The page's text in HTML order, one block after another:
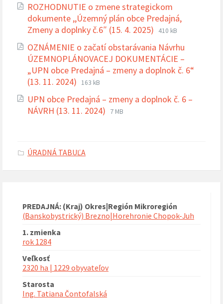
docx
ROZHODNUTIE o zmene strategickom
dokumente ,,Územný plán obce Predajná,
Zmeny a doplnky č.6″ (15. 4. 2025) Prípona
pdf
Veľkosť
súboru:
410 kB
OZNÁMENIE o začatí obstarávania Návrhu
ÚZEMNOPLÁNOVACEJ DOKUMENTÁCIE –
„UPN obce Predajná – zmeny a doplnok č. 6“
(13. 11. 2024) Prípona
pdf
Veľkosť
súboru:
163 kB
UPN obce Predajná – zmeny a doplnok č. 6 –
NÁVRH (13. 11. 2024) Prípona
Veľkosť
7 MB
ÚRADNÁ TABUĽA
PREDAJNÁ: (Kraj) Okres|Región Mikroregión
(Banskobystrický) Brezno|Horehronie Chopok-Juh
1. zmienka
rok 1284
Veľkosť
2320 ha | 1229 obyvateľov
Starosta
Ing. Tatiana Čontofalská